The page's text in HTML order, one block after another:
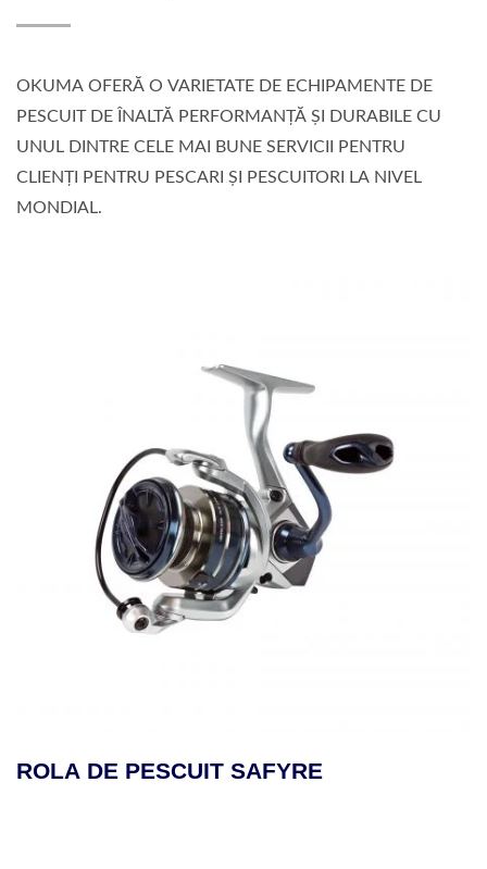
OKUMA OFERĂ O VARIETATE DE ECHIPAMENTE DE
PESCUIT DE ÎNALTĂ PERFORMANȚĂ ȘI DURABILE CU
UNUL DINTRE CELE MAI BUNE SERVICII PENTRU
CLIENȚI PENTRU PESCARI ȘI PESCUITORI LA NIVEL
MONDIAL.
DE PESCUIT SAFYRE